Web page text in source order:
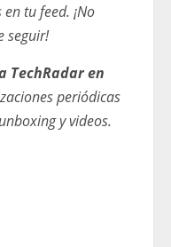
tu feed. ¡No
seguir!
TechRadar en
periódicas
y videos.